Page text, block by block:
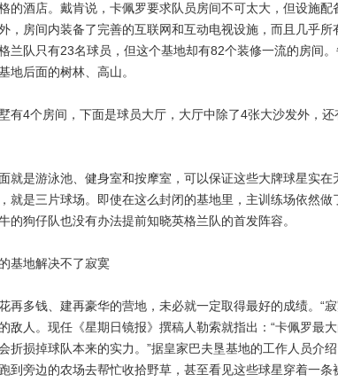
的酒店。戴肯说，卡佩罗要求队员房间不可太大，但设施配
，房间内装备了完善的互联网和互动电视设施，而且几乎所
兰队只有23名球员，但这个基地却有82个装修一流的房间
地后面的树林、高山。
4个房间，下面是球员大厅，大厅中除了4张大沙发外，还
是游泳池、健身室和按摩室，可以保证这些大牌球星实在
就是三片球场。即使在这么封闭的基地里，主训练场依然做
的狗仔队也没有办法提前知晓英格兰队的首发阵容。
地解决不了寂寞
多钱、建再豪华的营地，未必就一定取得最好的成绩。“寂
敌人。现任《星期日镜报》撰稿人勒索就指出：“卡佩罗最
折损掉球队本来的实力。”据皇家巴夫垦基地的工作人员介
到旁边的农场去帮忙收拾野草，甚至看见这些球星穿着一条